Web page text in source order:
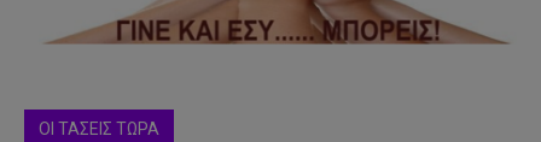
ΟΙ ΤΑΣΕΙΣ ΤΩΡΑ